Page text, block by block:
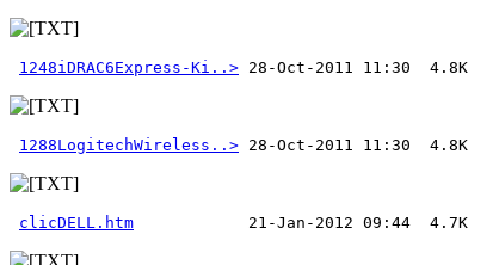
1248iDRAC6Express-Ki..>
1288LogitechWireless..>
clicDELL.htm